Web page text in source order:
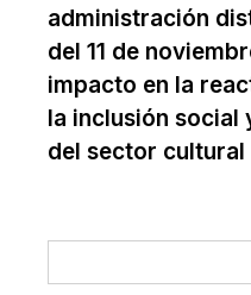
administración
del 11 de
impacto en la
la inclusión social
del sector cultural